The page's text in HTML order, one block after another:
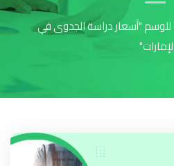
للوسم "أسعار دراسة الجدوى في